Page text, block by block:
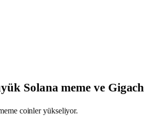
Solana meme ve
coinler yükseliyor.